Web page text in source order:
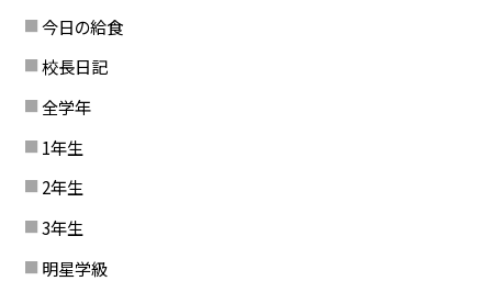
今日の給食
校長日記
全学年
1年生
2年生
3年生
明星学級